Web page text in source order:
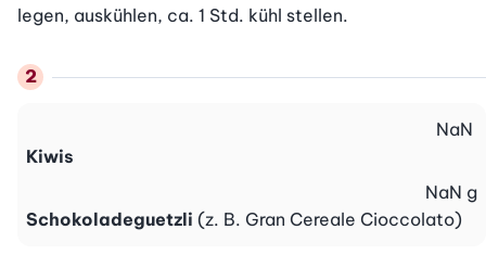
legen, auskühlen, ca. 1 Std. kühl stellen.
Kiwis
NaN
Schokoladeguetzli (z. B. Gran Cereale Cioccolato)
NaN g